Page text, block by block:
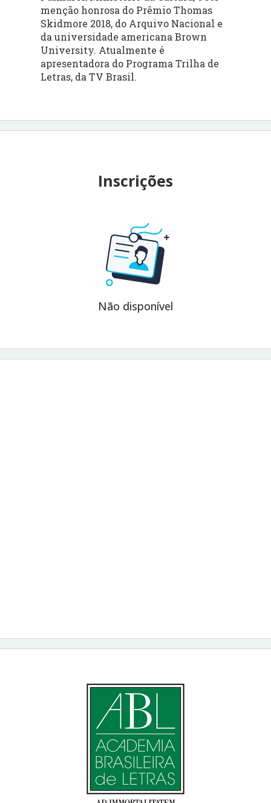
menção honrosa do Prêmio Thomas
Skidmore 2018, do Arquivo Nacional e
da universidade americana Brown
University. Atualmente é
apresentadora do Programa Trilha de
Letras, da TV Brasil.
Inscrições
Não disponível